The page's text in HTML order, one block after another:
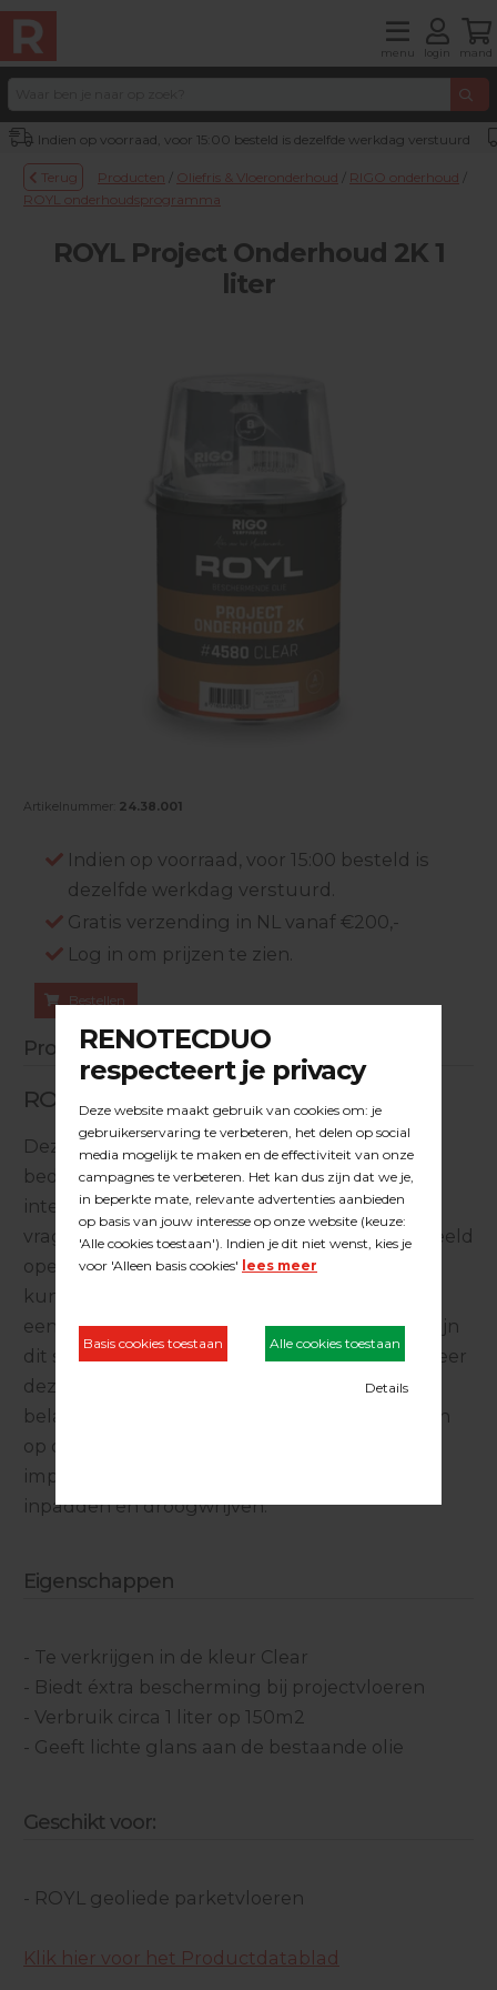
menu login mand
Indien op voorraad, voor 15:00 besteld is dezelfde werkdag verstuurd
Terug Producten / Oliefris & Vloeronderhoud / RIGO onderhoud /
ROYL onderhoudsprogramma
ROYL Project Onderhoud 2K 1
liter
Artikelnummer: 24.38.001
Indien op voorraad, voor 15:00 besteld is
dezelfde werkdag verstuurd.
Gratis verzending in NL vanaf €200,-
Log in om prijzen te zien.
Bestellen
Productinformatie
ROYL Project onderhoud 2K Clear
Deze 2k project onderhoudsolie van ROYL is
bedoeld als éxtra beschermende laag in hoog
intensief belopen ruimtes. Projectvloeren die
vragen om éxtra bescherming, zoals bijvoorbeeld
openbare ruimtes, musea & winkelcentra,
kunnen met dit product worden voorzien van
een laag ROYL Project onderhoud. Hierdoor zijn
dit soort vloeren maximaal beschermd, wanneer
deze te maken krijgen met ultra intensieve
belastingen. Dit product laat zich makkelijk en
op dezelfde manier verwerken als de
impregneerolie: Spaarzaam aanbrengen,
inpadden en droogwrijven.
Eigenschappen
- Te verkrijgen in de kleur Clear
- Biedt éxtra bescherming bij projectvloeren
- Verbruik circa 1 liter op 150m2
- Geeft lichte glans aan de bestaande olie
Geschikt voor:
- ROYL geoliede parketvloeren
Klik hier voor het Productdatablad